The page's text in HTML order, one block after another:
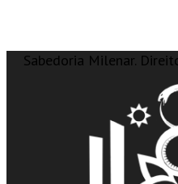
Sabedoria Milenar.